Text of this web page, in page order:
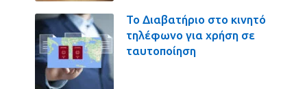
Το Διαβατήριο στο κινητό
τηλέφωνο για χρήση σε
ταυτοποίηση